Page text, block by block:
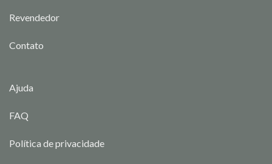
Revendedor
Contato
Ajuda
FAQ
Política de privacidade